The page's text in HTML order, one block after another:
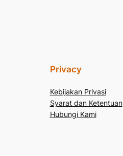
Privacy
Kebijakan Privasi
Syarat dan Ketentuan
Hubungi Kami